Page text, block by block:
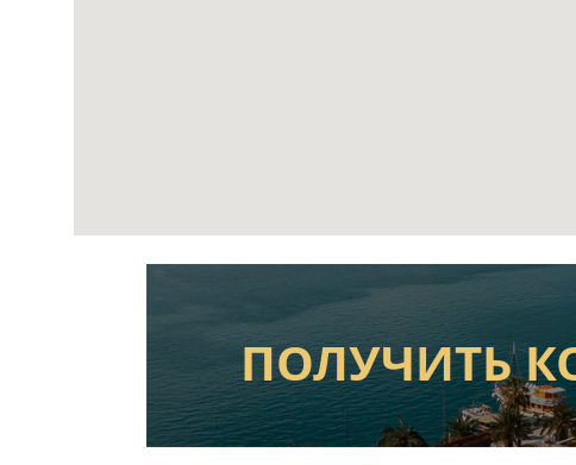
ПОЛУЧИТЬ